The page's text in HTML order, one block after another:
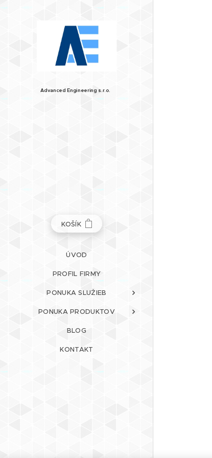
Advanced Engineering s.r.o.
KOŠÍK
ÚVOD
PROFIL FIRMY
PONUKA SLUŽIEB
PONUKA PRODUKTOV
BLOG
KONTAKT